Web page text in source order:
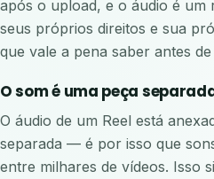
após o upload, e o áudio é um
seus próprios direitos e sua
que vale a pena saber antes
O som é uma peça
O áudio de um Reel está
separada — é por isso que
entre milhares de vídeos. Isso